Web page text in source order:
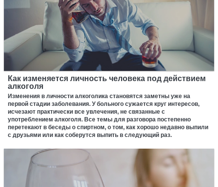
Как изменяется личность человека под действием
алкоголя
Изменения в личности алкоголика становятся заметны уже на
первой стадии заболевания. У больного сужается круг интересов,
исчезают практически все увлечения, не связанные с
употреблением алкоголя. Все темы для разговора постепенно
перетекают в беседы о спиртном, о том, как хорошо недавно выпили
с друзьями или как соберутся выпить в следующий раз.